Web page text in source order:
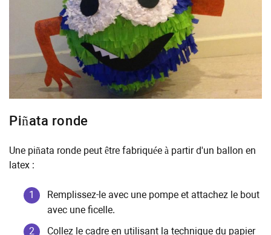
Piñata ronde
Une piñata ronde peut être fabriquée à partir d'un ballon en
latex :
Remplissez-le avec une pompe et attachez le bout
avec une ficelle.
Collez le cadre en utilisant la technique du papier